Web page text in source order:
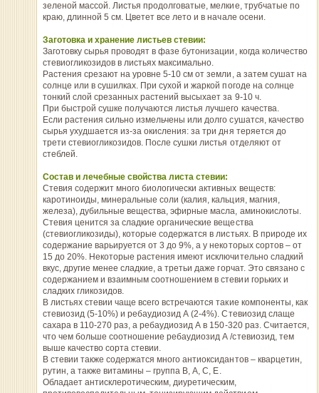
зеленой массой. Листья продолговатые, мелкие, трубчатые по
краю, длинной 5 см. Цветет все лето и в начале осени.
Заготовка и хранение листьев стевии:
Заготовку сырья проводят в фазе бутонизации, когда количество
стевиогликозидов в листьях максимально.
Растения срезают на уровне 5-10 см от земли, а затем сушат на
солнце или в сушилках. При сухой и жаркой погоде на солнце
тонкий слой срезанных растений высыхает за 9-10 ч.
При быстрой сушке получаются листья лучшего качества.
Если растения сильно измельчены или долго сушатся, качество
сырья ухудшается из-за окисления: за три дня теряется до
трети стевиогликозидов. После сушки листья отделяют от
стеблей.
Состав и лечебные свойства листа стевии:
Стевия содержит много биологически активных веществ:
каротиноиды, минеральные соли (калия, кальция, магния,
железа), дубильные вещества, эфирные масла, аминокислоты.
Стевия ценится за сладкие органические вещества
(стевиогликозиды), которые содержатся в листьях. В природе их
содержание варьируется от 3 до 9%, а у некоторых сортов – от
15 до 20%. Некоторые растения имеют исключительно сладкий
вкус, другие менее сладкие, а третьи даже горчат. Это связано с
содержанием и взаимным соотношением в стевии горьких и
сладких гликозидов.
В листьях стевии чаще всего встречаются такие компоненты, как
стевиозид (5-10%) и ребаудиозид А (2-4%). Стевиозид слаще
сахара в 110-270 раз, а ребаудиозид А в 150-320 раз. Считается,
что чем больше соотношение ребаудиозид А /стевиозид, тем
выше качество сорта стевии.
В стевии также содержатся много антиоксидантов – кварцетин,
рутин, а также витамины – группа В, А, С, Е.
Обладает антисклеротическим, диуретическим,